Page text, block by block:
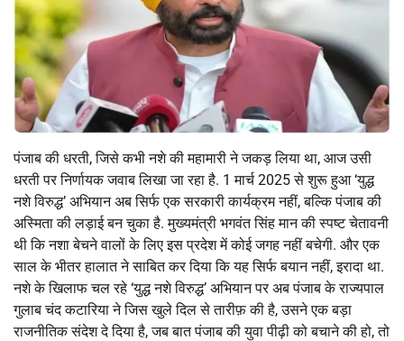
पंजाब की धरती, जिसे कभी नशे की महामारी ने जकड़ लिया था, आज उसी
धरती पर निर्णायक जवाब लिखा जा रहा है. 1 मार्च 2025 से शुरू हुआ ‘युद्ध
नशे विरुद्ध’ अभियान अब सिर्फ एक सरकारी कार्यक्रम नहीं, बल्कि पंजाब की
अस्मिता की लड़ाई बन चुका है. मुख्यमंत्री भगवंत सिंह मान की स्पष्ट चेतावनी
थी कि नशा बेचने वालों के लिए इस प्रदेश में कोई जगह नहीं बचेगी. और एक
साल के भीतर हालात ने साबित कर दिया कि यह सिर्फ बयान नहीं, इरादा था.
नशे के खिलाफ चल रहे ‘युद्ध नशे विरुद्ध’ अभियान पर अब पंजाब के राज्यपाल
गुलाब चंद कटारिया ने जिस खुले दिल से तारीफ़ की है, उसने एक बड़ा
राजनीतिक संदेश दे दिया है, जब बात पंजाब की युवा पीढ़ी को बचाने की हो, तो